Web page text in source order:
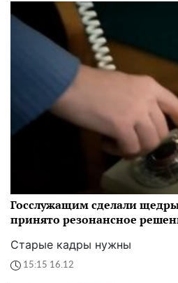
Госслужащим сделали
принято резонансное
Старые кадры нужны
15:15 16.12